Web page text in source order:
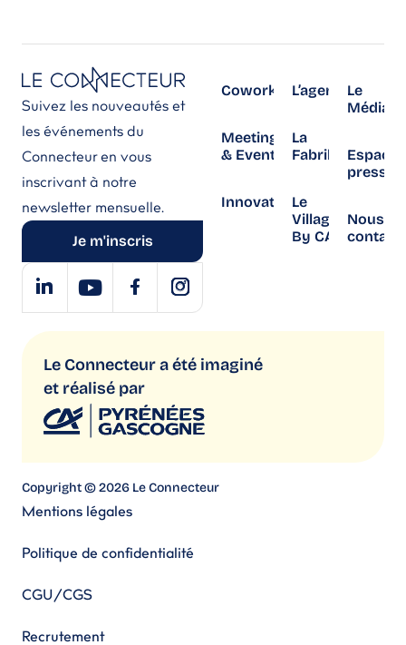
Suivez les nouveautés et
les événements du
Connecteur en vous
inscrivant à notre
newsletter mensuelle.
Je m'inscris
Coworking
Meetings
& Events
Innovation
L’agenda
La
Fabrika
Le
Village
By CA
Le
Média
Espace
presse
Nous
Le Connecteur a été imaginé
et réalisé par
Copyright © 2026 Le Connecteur
Mentions légales
Politique de confidentialité
CGU/CGS
Recrutement